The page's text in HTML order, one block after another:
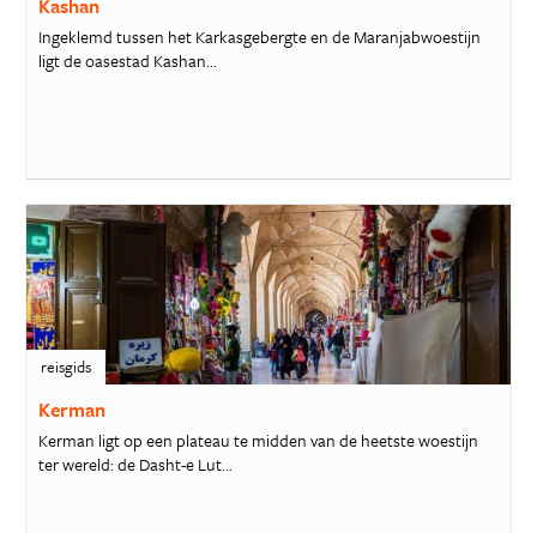
Kashan
Ingeklemd tussen het Karkasgebergte en de Maranjabwoestijn
ligt de oasestad Kashan...
reisgids
Kerman
Kerman ligt op een plateau te midden van de heetste woestijn
ter wereld: de Dasht-e Lut...